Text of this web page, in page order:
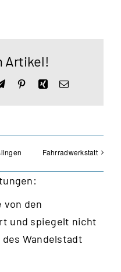
Artikel!
TelegramPinterestXingE-
Fahrradwerkstatt
von den
und spiegelt nicht
Wandelstadt